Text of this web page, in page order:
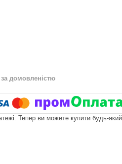
за домовленістю
Тепер ви можете купити будь-